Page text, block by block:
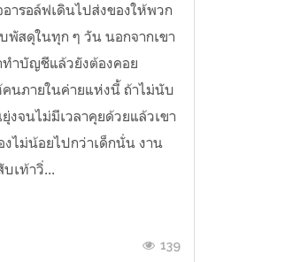
ารอล์ฟเดินไปส่งของให้พวก
พัสดุในทุก ๆ วัน นอกจากเขา
ำบัญชีแล้วยังต้องคอย
นภายในค่ายแห่งนี้ ถ้าไม่นับ
งจนไม่มีเวลาคุยด้วยแล้วเขา
งไม่น้อยไปกว่าเด็กนั่น งาน
เท้าวิ่...
139